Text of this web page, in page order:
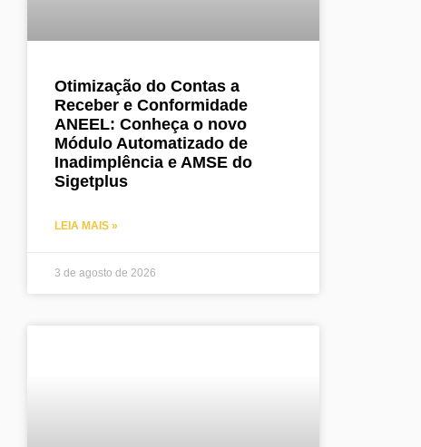
Otimização do Contas a
Receber e Conformidade
ANEEL: Conheça o novo
Módulo Automatizado de
Inadimplência e AMSE do
Sigetplus
LEIA MAIS »
3 de agosto de 2026